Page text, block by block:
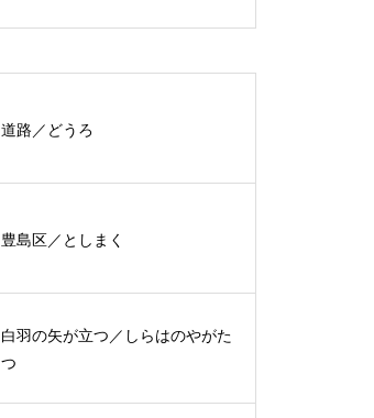
道路／どうろ
豊島区／としまく
白羽の矢が立つ／しらはのやがた
つ